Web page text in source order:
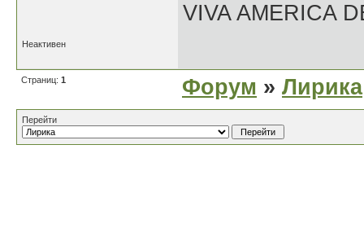
VIVA AMERICA
Неактивен
Страниц: 1 Форум » Лирика
Перейти